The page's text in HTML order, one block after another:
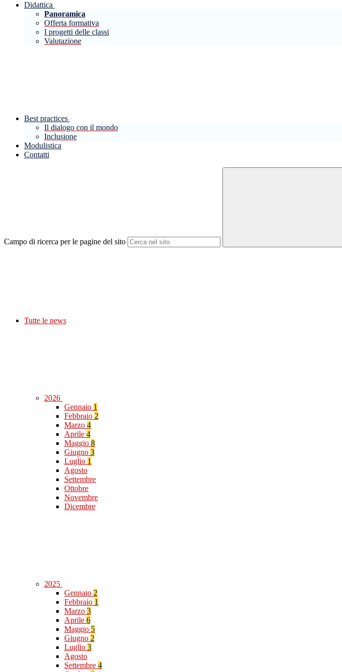
Didattica
Panoramica
Offerta formativa
I progetti delle classi
Valutazione
Best practices
Il dialogo con il mondo
Inclusione
Modulistica
Contatti
Campo di ricerca per le pagine del sito
Tutte le news
2026
Gennaio 1
Febbraio 2
Marzo 4
Aprile 4
Maggio 8
Giugno 3
Luglio 1
Agosto
Settembre
Ottobre
Novembre
Dicembre
2025
Gennaio 2
Febbraio 1
Marzo 3
Aprile 6
Maggio 5
Giugno 2
Luglio 3
Agosto
Settembre 4